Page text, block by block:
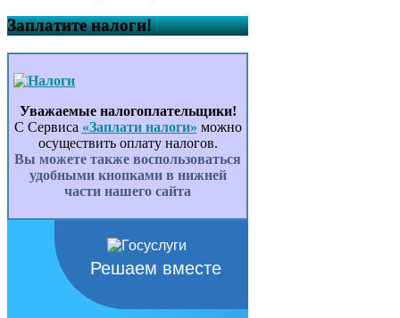
Заплатите налоги!
Уважаемые налогоплательщики!
С Сервиса «Заплати налоги» можно
осуществить оплату налогов.
Вы можете также воспользоваться
удобными кнопками в нижней
части нашего сайта
Решаем вместе